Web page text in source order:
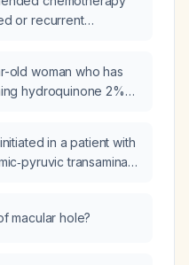
or recurrent
old woman who has
hydroquinone 2%
and what are
alternatives?
in a patient with
transaminase
macular hole?